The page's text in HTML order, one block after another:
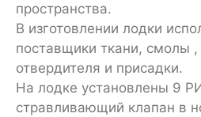
пространства.
В изготовлении лодки
поставщики ткани, смолы ,
отвердителя и присадки.
На лодке установлены 9
стравливающий клапан в